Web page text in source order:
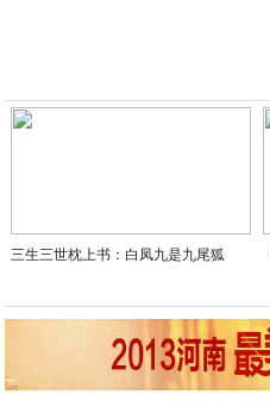
三生三世枕上书：白凤九是九尾狐